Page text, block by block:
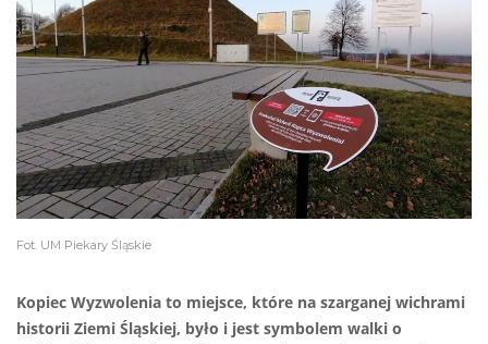
Fot. UM Piekary Śląskie
Kopiec Wyzwolenia to miejsce, które na szarganej wichrami
historii Ziemi Śląskiej, było i jest symbolem walki o